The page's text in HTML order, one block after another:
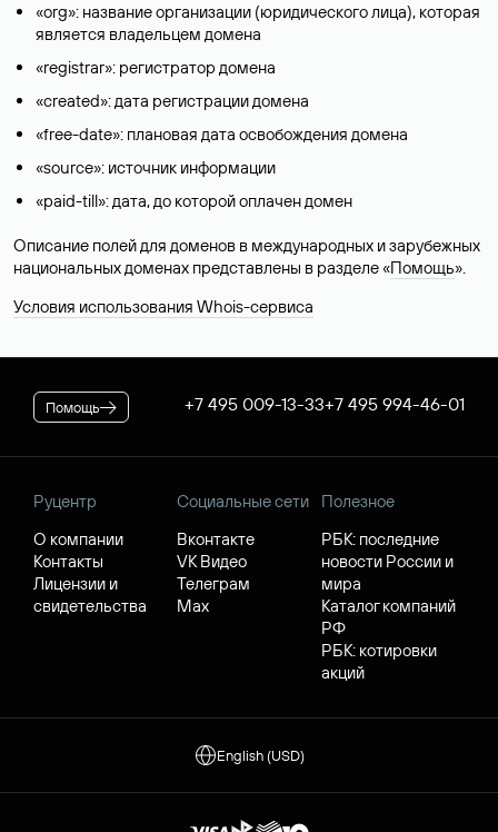
«org»: название организации (юридического лица), которая
является владельцем домена
«registrar»: регистратор домена
«created»: дата регистрации домена
«free-date»: плановая дата освобождения домена
«source»: источник информации
«paid-till»: дата, до которой оплачен домен
Описание полей для доменов в международных и зарубежных
национальных доменах представлены в разделе «Помощь».
Условия использования Whois-сервиса
Помощь +7 495 009-13-33+7 495 994-46-01
Руцентр
О компании
Контакты
Лицензии и
свидетельства
Социальные сети
Вконтакте
VK Видео
Телеграм
Max
Полезное
РБК: последние
новости России и
мира
Каталог компаний
РФ
РБК: котировки
акций
English (USD)